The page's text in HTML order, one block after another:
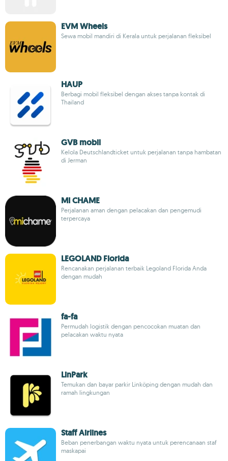
EVM Wheels
Sewa mobil mandiri di Kerala untuk perjalanan fleksibel
HAUP
Berbagi mobil fleksibel dengan akses tanpa kontak di
Thailand
GVB mobil
Kelola Deutschlandticket untuk perjalanan tanpa hambatan
di Jerman
MI CHAME
Perjalanan aman dengan pelacakan dan pengemudi
terpercaya
LEGOLAND Florida
Rencanakan perjalanan terbaik Legoland Florida Anda
dengan mudah
fa-fa
Permudah logistik dengan pencocokan muatan dan
pelacakan waktu nyata
LinPark
Temukan dan bayar parkir Linköping dengan mudah dan
ramah lingkungan
Staff Airlines
Beban penerbangan waktu nyata untuk perencanaan staf
maskapai